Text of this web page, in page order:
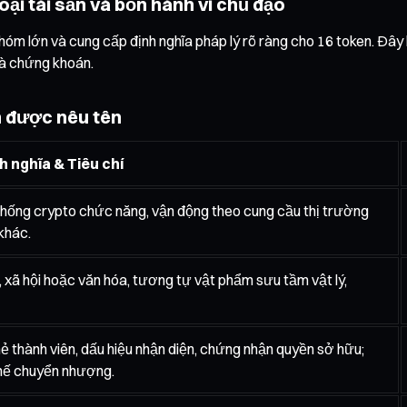
lớn và cung cấp định nghĩa pháp lý rõ ràng cho 16 token.
chứng khoán.
được nêu tên
nghĩa & Tiêu chí
crypto chức năng, vận động theo cung cầu thị trường
hội hoặc văn hóa, tương tự vật phẩm sưu tầm vật lý,
viên, dấu hiệu nhận diện, chứng nhận quyền sở hữu;
chuyển nhượng.